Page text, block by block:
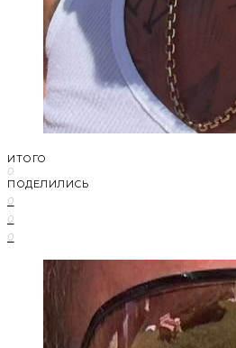
ИТОГО
0
ПОДЕЛИЛИСЬ
0
0
0